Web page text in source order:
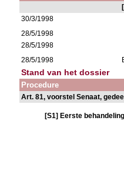
30/3/1998
28/5/1998
28/5/1998
28/5/1998
Stand van het dossier
Procedure
Art. 81, voorstel Senaat,
[S1] Eerste